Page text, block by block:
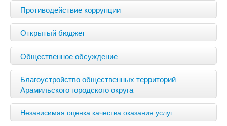
Противодействие коррупции
Открытый бюджет
Общественное обсуждение
Благоустройство общественных территорий
Арамильского городского округа
Независимая оценка качества оказания услуг